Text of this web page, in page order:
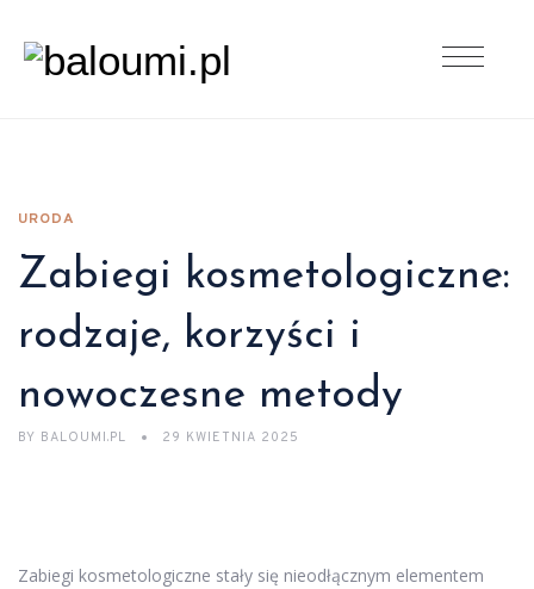
URODA
Zabiegi kosmetologiczne:
rodzaje, korzyści i
nowoczesne metody
BY BALOUMI.PL 29 KWIETNIA 2025
Zabiegi kosmetologiczne stały się nieodłącznym elementem